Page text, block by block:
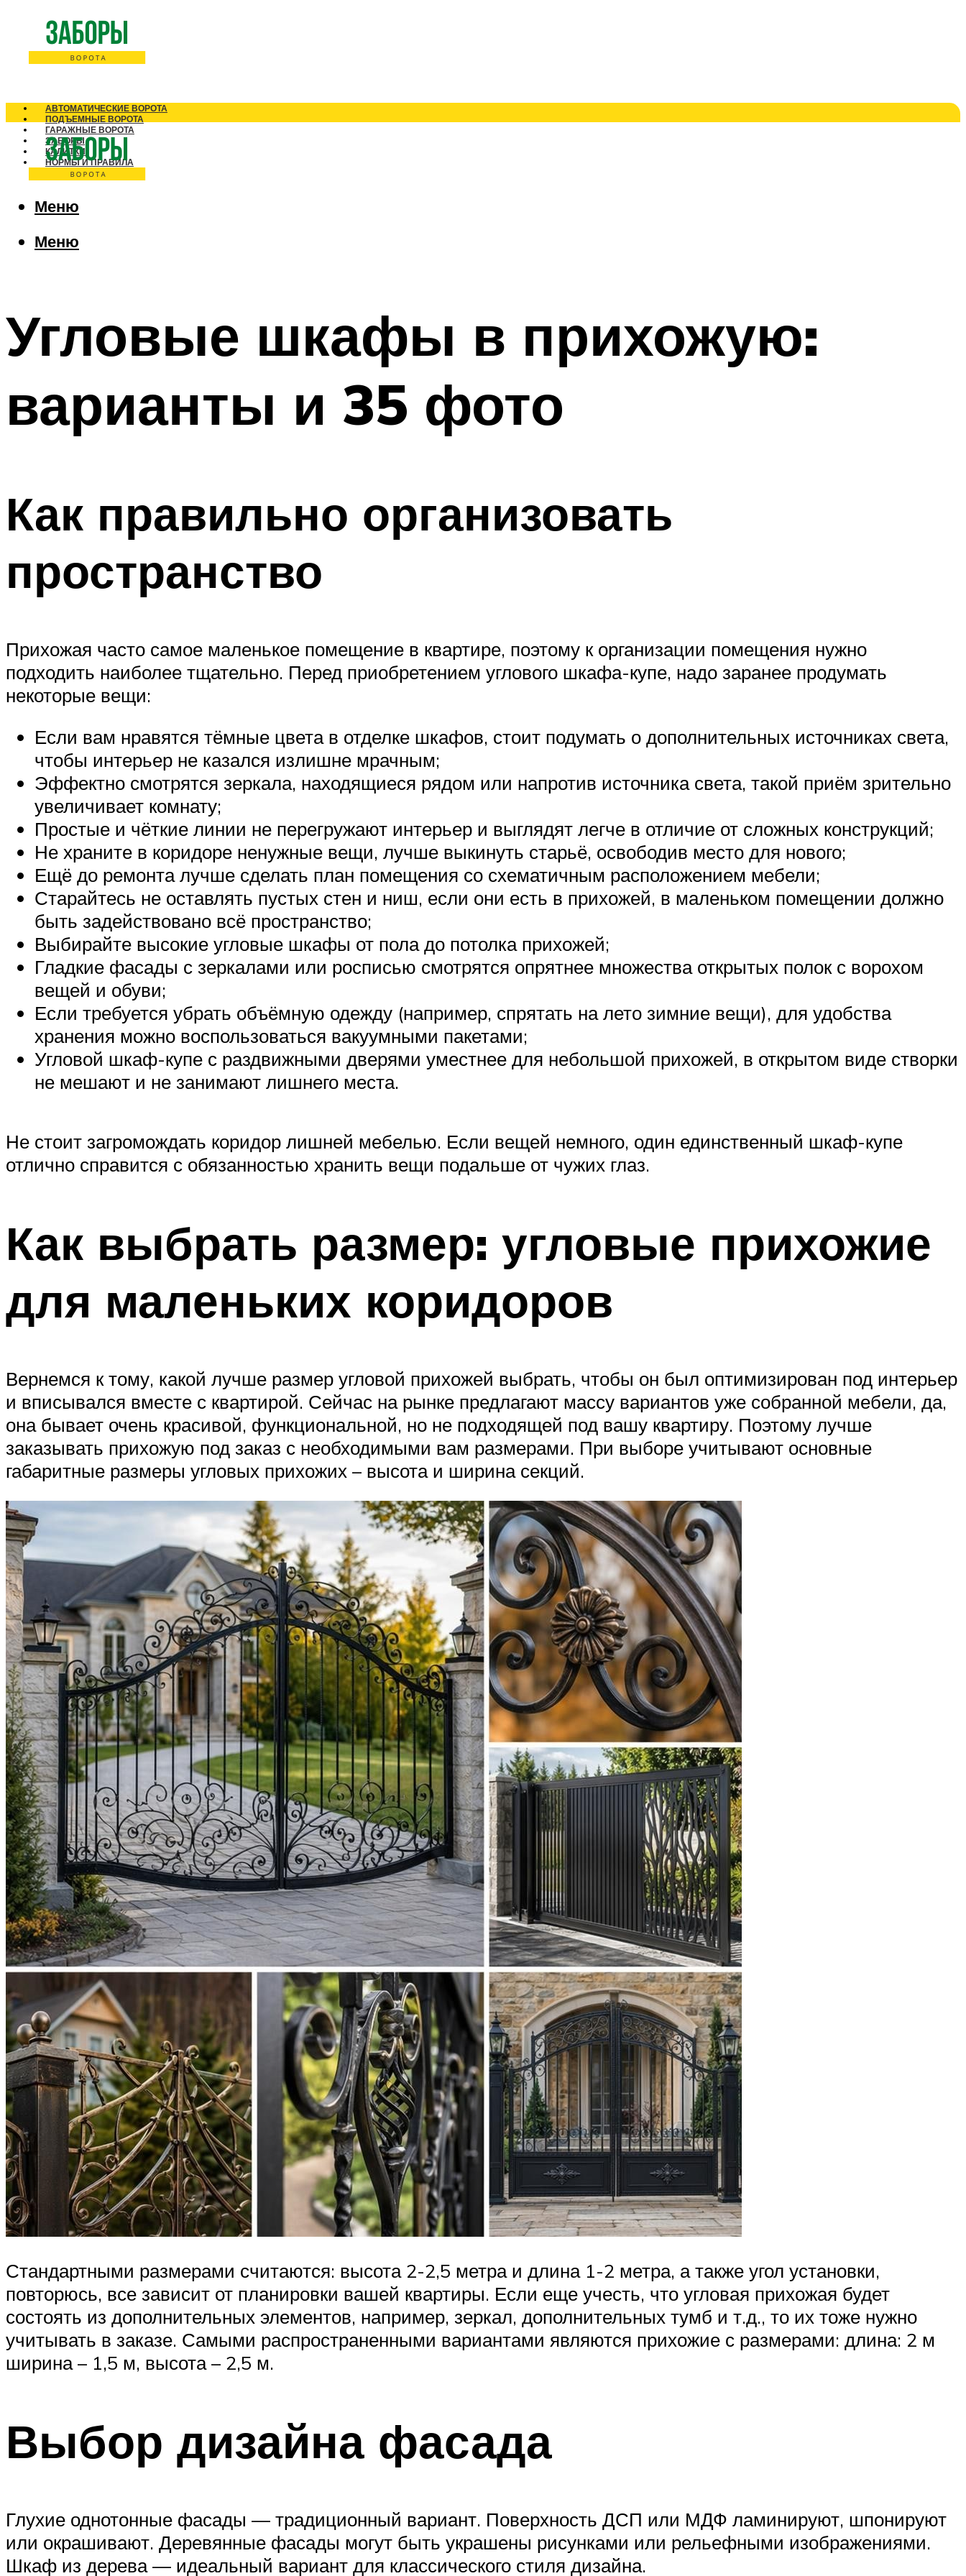
АВТОМАТИЧЕСКИЕ ВОРОТА
ПОДЪЕМНЫЕ ВОРОТА
ГАРАЖНЫЕ ВОРОТА
ЗАБОРЫ
КАЛИТКИ
НОРМЫ И ПРАВИЛА
Меню
Меню
Угловые шкафы в прихожую:
варианты и 35 фото
Как правильно организовать
пространство
Прихожая часто самое маленькое помещение в квартире, поэтому к организации помещения нужно
подходить наиболее тщательно. Перед приобретением углового шкафа-купе, надо заранее продумать
некоторые вещи:
Если вам нравятся тёмные цвета в отделке шкафов, стоит подумать о дополнительных источниках света,
чтобы интерьер не казался излишне мрачным;
Эффектно смотрятся зеркала, находящиеся рядом или напротив источника света, такой приём зрительно
увеличивает комнату;
Простые и чёткие линии не перегружают интерьер и выглядят легче в отличие от сложных конструкций;
Не храните в коридоре ненужные вещи, лучше выкинуть старьё, освободив место для нового;
Ещё до ремонта лучше сделать план помещения со схематичным расположением мебели;
Старайтесь не оставлять пустых стен и ниш, если они есть в прихожей, в маленьком помещении должно
быть задействовано всё пространство;
Выбирайте высокие угловые шкафы от пола до потолка прихожей;
Гладкие фасады с зеркалами или росписью смотрятся опрятнее множества открытых полок с ворохом
вещей и обуви;
Если требуется убрать объёмную одежду (например, спрятать на лето зимние вещи), для удобства
хранения можно воспользоваться вакуумными пакетами;
Угловой шкаф-купе с раздвижными дверями уместнее для небольшой прихожей, в открытом виде створки
не мешают и не занимают лишнего места.
Не стоит загромождать коридор лишней мебелью. Если вещей немного, один единственный шкаф-купе
отлично справится с обязанностью хранить вещи подальше от чужих глаз.
Как выбрать размер: угловые прихожие
для маленьких коридоров
Вернемся к тому, какой лучше размер угловой прихожей выбрать, чтобы он был оптимизирован под интерьер
и вписывался вместе с квартирой. Сейчас на рынке предлагают массу вариантов уже собранной мебели, да,
она бывает очень красивой, функциональной, но не подходящей под вашу квартиру. Поэтому лучше
заказывать прихожую под заказ с необходимыми вам размерами. При выборе учитывают основные
габаритные размеры угловых прихожих – высота и ширина секций.
Стандартными размерами считаются: высота 2-2,5 метра и длина 1-2 метра, а также угол установки,
повторюсь, все зависит от планировки вашей квартиры. Если еще учесть, что угловая прихожая будет
состоять из дополнительных элементов, например, зеркал, дополнительных тумб и т.д., то их тоже нужно
учитывать в заказе. Самыми распространенными вариантами являются прихожие с размерами: длина: 2 м
ширина – 1,5 м, высота – 2,5 м.
Выбор дизайна фасада
Глухие однотонные фасады — традиционный вариант. Поверхность ДСП или МДФ ламинируют, шпонируют
или окрашивают. Деревянные фасады могут быть украшены рисунками или рельефными изображениями.
Шкаф из дерева — идеальный вариант для классического стиля дизайна.